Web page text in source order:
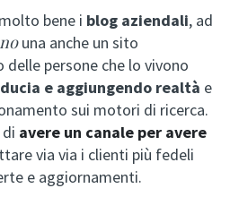
bene i blog aziendali, ad
una anche un sito
persone che lo vivono
e aggiungendo realtà e
sui motori di ricerca.
avere un canale per avere
via via i clienti più fedeli
e aggiornamenti.